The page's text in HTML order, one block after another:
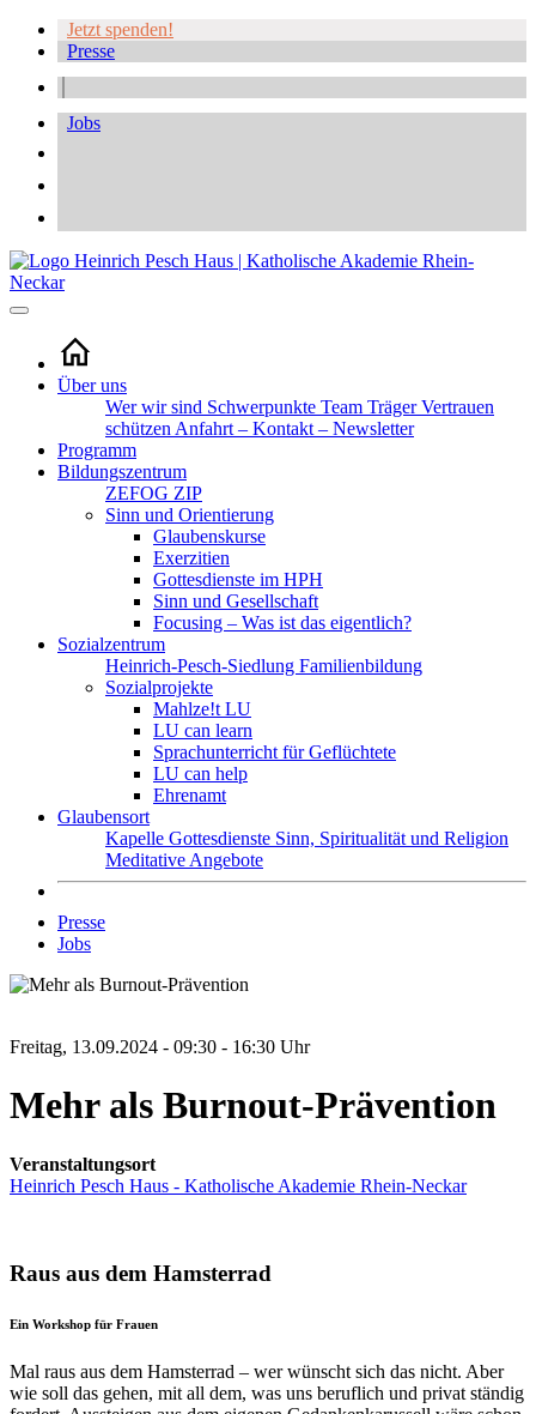
Jetzt spenden!
Presse
Jobs
Über uns
Wer wir sind Schwerpunkte Team TrägerVertrauen
schützen Anfahrt – Kontakt – Newsletter
Programm
Bildungszentrum
ZEFOG ZIP
Sinn und Orientierung
Glaubenskurse
Exerzitien
Gottesdienste im HPH
Sinn und Gesellschaft
Focusing – Was ist das eigentlich?
Sozialzentrum
Heinrich-Pesch-Siedlung Familienbildung
Sozialprojekte
Mahlze!t LU
LU can learn
Sprachunterricht für Geflüchtete
LU can help
Ehrenamt
Glaubensort
Kapelle Gottesdienste Sinn, Spiritualität und Religion
Meditative Angebote
Presse
Jobs
Freitag, 13.09.2024 - 09:30 - 16:30 Uhr
Mehr als Burnout-Prävention
Veranstaltungsort
Heinrich Pesch Haus - Katholische Akademie Rhein-Neckar
Raus aus dem Hamsterrad
Ein Workshop für Frauen
Mal raus aus dem Hamsterrad – wer wünscht sich das nicht. Aber
wie soll das gehen, mit all dem, was uns beruflich und privat ständig